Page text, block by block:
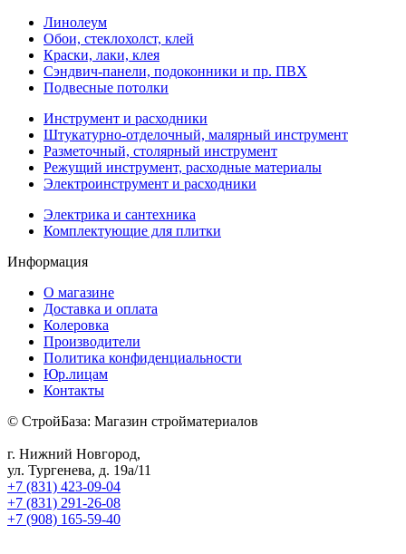
Линолеум
Обои, стеклохолст, клей
Краски, лаки, клея
Сэндвич-панели, подоконники и пр. ПВХ
Подвесные потолки
Инструмент и расходники
Штукатурно-отделочный, малярный инструмент
Разметочный, столярный инструмент
Режущий инструмент, расходные материалы
Электроинструмент и расходники
Электрика и сантехника
Комплектующие для плитки
Информация
О магазине
Доставка и оплата
Колеровка
Производители
Политика конфиденциальности
Юр.лицам
Контакты
© СтройБаза: Магазин стройматериалов
г. Нижний Новгород,
ул. Тургенева, д. 19а/11
+7 (831) 423-09-04
+7 (831) 291-26-08
+7 (908) 165-59-40